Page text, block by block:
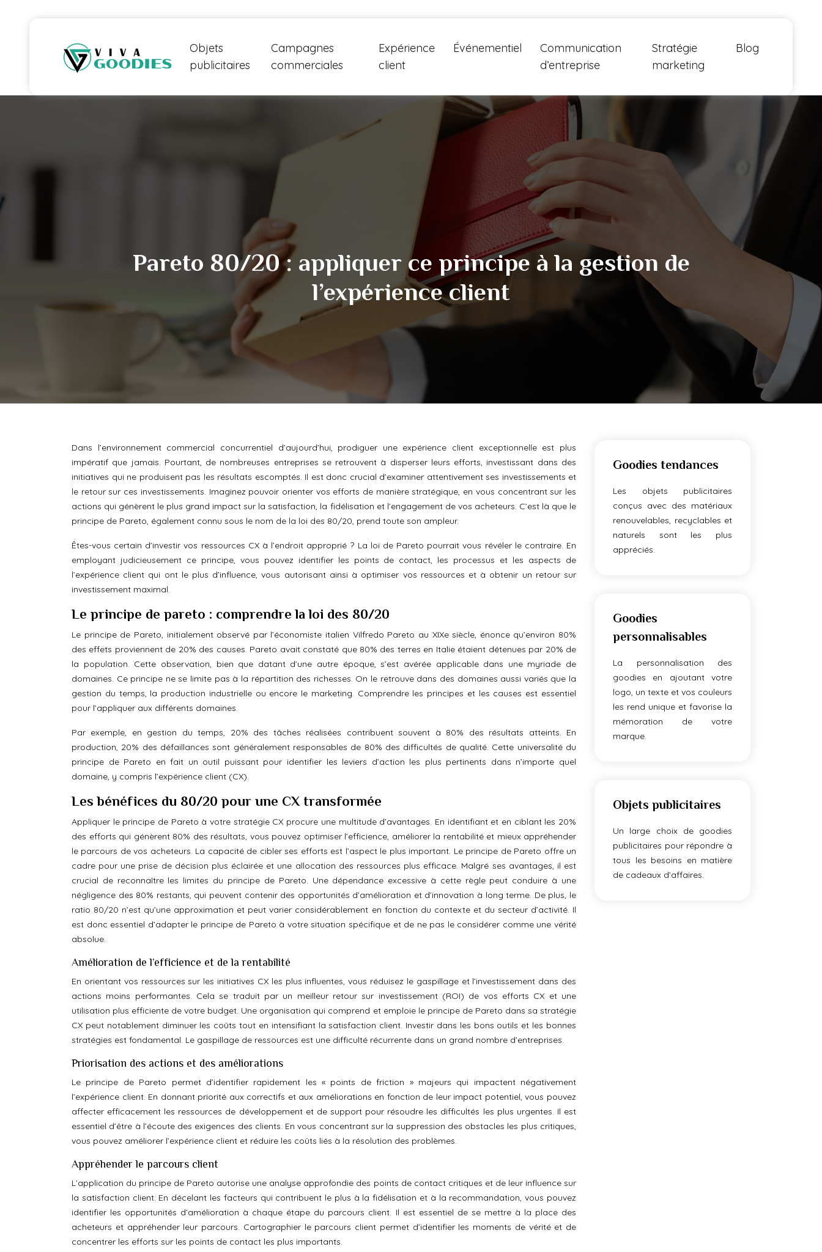
Objets
publicitaires
Campagnes
commerciales
Expérience
client
Événementiel
Communication
d’entreprise
Stratégie
marketing
Blog
Pareto 80/20 : appliquer ce principe à la gestion de
l’expérience client
Dans l’environnement commercial concurrentiel d’aujourd’hui, prodiguer une expérience client exceptionnelle est plus
impératif que jamais. Pourtant, de nombreuses entreprises se retrouvent à disperser leurs efforts, investissant dans des
initiatives qui ne produisent pas les résultats escomptés. Il est donc crucial d’examiner attentivement ses investissements et
le retour sur ces investissements. Imaginez pouvoir orienter vos efforts de manière stratégique, en vous concentrant sur les
actions qui génèrent le plus grand impact sur la satisfaction, la fidélisation et l’engagement de vos acheteurs. C’est là que le
principe de Pareto, également connu sous le nom de la loi des 80/20, prend toute son ampleur.
Êtes-vous certain d’investir vos ressources CX à l’endroit approprié ? La loi de Pareto pourrait vous révéler le contraire. En
employant judicieusement ce principe, vous pouvez identifier les points de contact, les processus et les aspects de
l’expérience client qui ont le plus d’influence, vous autorisant ainsi à optimiser vos ressources et à obtenir un retour sur
investissement maximal.
Le principe de pareto : comprendre la loi des 80/20
Le principe de Pareto, initialement observé par l’économiste italien Vilfredo Pareto au XIXe siècle, énonce qu’environ 80%
des effets proviennent de 20% des causes. Pareto avait constaté que 80% des terres en Italie étaient détenues par 20% de
la population. Cette observation, bien que datant d’une autre époque, s’est avérée applicable dans une myriade de
domaines. Ce principe ne se limite pas à la répartition des richesses. On le retrouve dans des domaines aussi variés que la
gestion du temps, la production industrielle ou encore le marketing. Comprendre les principes et les causes est essentiel
pour l’appliquer aux différents domaines.
Par exemple, en gestion du temps, 20% des tâches réalisées contribuent souvent à 80% des résultats atteints. En
production, 20% des défaillances sont généralement responsables de 80% des difficultés de qualité. Cette universalité du
principe de Pareto en fait un outil puissant pour identifier les leviers d’action les plus pertinents dans n’importe quel
domaine, y compris l’expérience client (CX).
Les bénéfices du 80/20 pour une CX transformée
Appliquer le principe de Pareto à votre stratégie CX procure une multitude d’avantages. En identifiant et en ciblant les 20%
des efforts qui génèrent 80% des résultats, vous pouvez optimiser l’efficience, améliorer la rentabilité et mieux appréhender
le parcours de vos acheteurs. La capacité de cibler ses efforts est l’aspect le plus important. Le principe de Pareto offre un
cadre pour une prise de décision plus éclairée et une allocation des ressources plus efficace. Malgré ses avantages, il est
crucial de reconnaître les limites du principe de Pareto. Une dépendance excessive à cette règle peut conduire à une
négligence des 80% restants, qui peuvent contenir des opportunités d’amélioration et d’innovation à long terme. De plus, le
ratio 80/20 n’est qu’une approximation et peut varier considérablement en fonction du contexte et du secteur d’activité. Il
est donc essentiel d’adapter le principe de Pareto à votre situation spécifique et de ne pas le considérer comme une vérité
absolue.
Amélioration de l’efficience et de la rentabilité
En orientant vos ressources sur les initiatives CX les plus influentes, vous réduisez le gaspillage et l’investissement dans des
actions moins performantes. Cela se traduit par un meilleur retour sur investissement (ROI) de vos efforts CX et une
utilisation plus efficiente de votre budget. Une organisation qui comprend et emploie le principe de Pareto dans sa stratégie
CX peut notablement diminuer les coûts tout en intensifiant la satisfaction client. Investir dans les bons outils et les bonnes
stratégies est fondamental. Le gaspillage de ressources est une difficulté récurrente dans un grand nombre d’entreprises.
Priorisation des actions et des améliorations
Le principe de Pareto permet d’identifier rapidement les « points de friction » majeurs qui impactent négativement
l’expérience client. En donnant priorité aux correctifs et aux améliorations en fonction de leur impact potentiel, vous pouvez
affecter efficacement les ressources de développement et de support pour résoudre les difficultés les plus urgentes. Il est
essentiel d’être à l’écoute des exigences des clients. En vous concentrant sur la suppression des obstacles les plus critiques,
vous pouvez améliorer l’expérience client et réduire les coûts liés à la résolution des problèmes.
Appréhender le parcours client
L’application du principe de Pareto autorise une analyse approfondie des points de contact critiques et de leur influence sur
la satisfaction client. En décelant les facteurs qui contribuent le plus à la fidélisation et à la recommandation, vous pouvez
identifier les opportunités d’amélioration à chaque étape du parcours client. Il est essentiel de se mettre à la place des
acheteurs et appréhender leur parcours. Cartographier le parcours client permet d’identifier les moments de vérité et de
concentrer les efforts sur les points de contact les plus importants.
Goodies tendances
Les objets publicitaires
conçus avec des matériaux
renouvelables, recyclables et
naturels sont les plus
appréciés.
Goodies
personnalisables
La personnalisation des
goodies en ajoutant votre
logo, un texte et vos couleurs
les rend unique et favorise la
mémoration de votre
marque.
Objets publicitaires
Un large choix de goodies
publicitaires pour répondre à
tous les besoins en matière
de cadeaux d’affaires.